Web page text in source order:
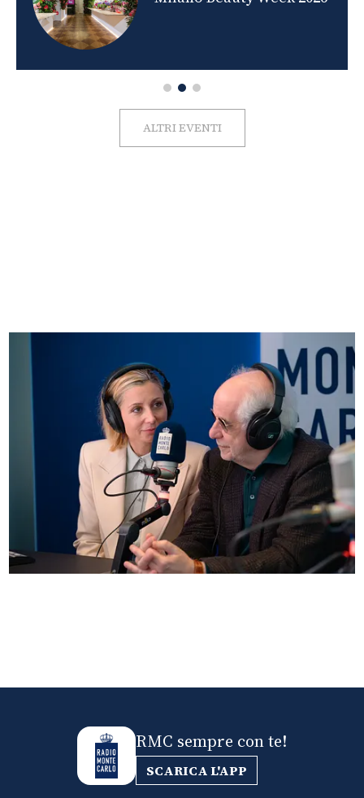
ALTRI EVENTI
RMC sempre con te!
SCARICA L'APP